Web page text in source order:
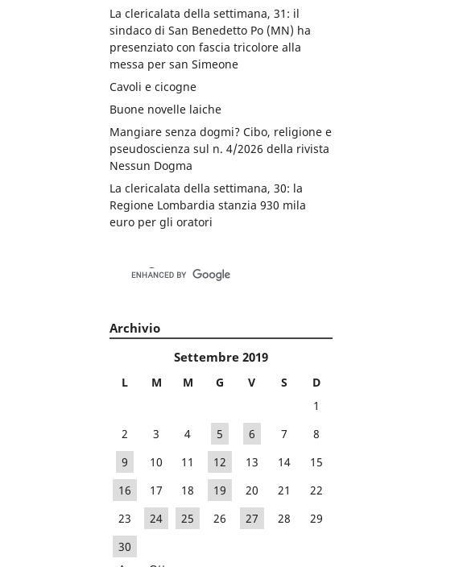
La clericalata della settimana, 31: il
sindaco di San Benedetto Po (MN) ha
presenziato con fascia tricolore alla
messa per san Simeone
Cavoli e cicogne
Buone novelle laiche
Mangiare senza dogmi? Cibo, religione e
pseudoscienza sul n. 4/2026 della rivista
Nessun Dogma
La clericalata della settimana, 30: la
Regione Lombardia stanzia 930 mila
euro per gli oratori
Archivio
Settembre 2019
L M M G V S
D
1
2
3 4 5 6 7
8
9
10 11 12 13 14
15
16
17 18 19 20 21
22
23
24 25 26 27 28
29
30